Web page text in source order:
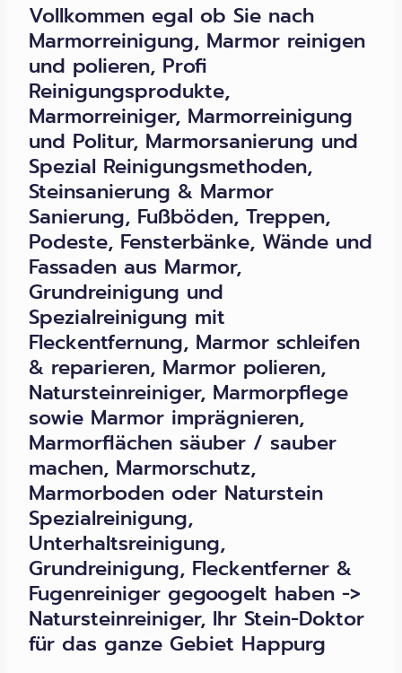
Vollkommen egal ob Sie nach
Marmorreinigung, Marmor reinigen
und polieren, Profi
Reinigungsprodukte,
Marmorreiniger, Marmorreinigung
und Politur, Marmorsanierung und
Spezial Reinigungsmethoden,
Steinsanierung & Marmor
Sanierung, Fußböden, Treppen,
Podeste, Fensterbänke, Wände und
Fassaden aus Marmor,
Grundreinigung und
Spezialreinigung mit
Fleckentfernung, Marmor schleifen
& reparieren, Marmor polieren,
Natursteinreiniger, Marmorpflege
sowie Marmor imprägnieren,
Marmorflächen säuber / sauber
machen, Marmorschutz,
Marmorboden oder Naturstein
Spezialreinigung,
Unterhaltsreinigung,
Grundreinigung, Fleckentferner &
Fugenreiniger gegoogelt haben ->
Natursteinreiniger, Ihr Stein-Doktor
für das ganze Gebiet Happurg